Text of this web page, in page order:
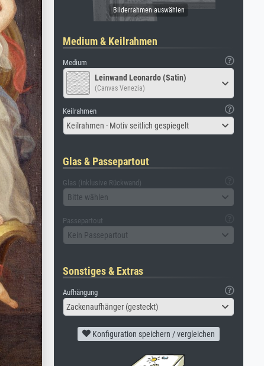
Medium & Keilrahmen
Medium
Leinwand Leonardo (Satin)
(Canvas Venezia)
Keilrahmen
Keilrahmen - Motiv seitlich gespiegelt
Glas & Passepartout
Glas (inklusive Rückwand)
Bitte wählen
Passepartout
Kein Passepartout
Sonstiges & Extras
Aufhängung
Zackenaufhänger (gesteckt)
Konfiguration speichern / vergleichen